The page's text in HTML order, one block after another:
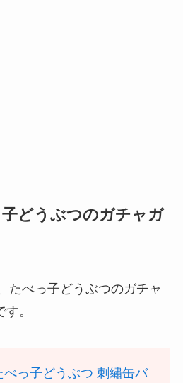
子どうぶつのガチャガ
たべっ子どうぶつのガチャ
。
べっ子どうぶつ 刺繡缶バ